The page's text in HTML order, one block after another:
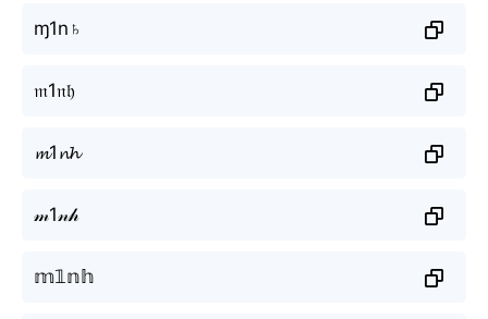
ɱ1n♄
𝔪1𝔫𝔥
𝓶1𝓷𝓱
𝓂1𝓃𝒽
𝕞𝟙𝕟𝕙